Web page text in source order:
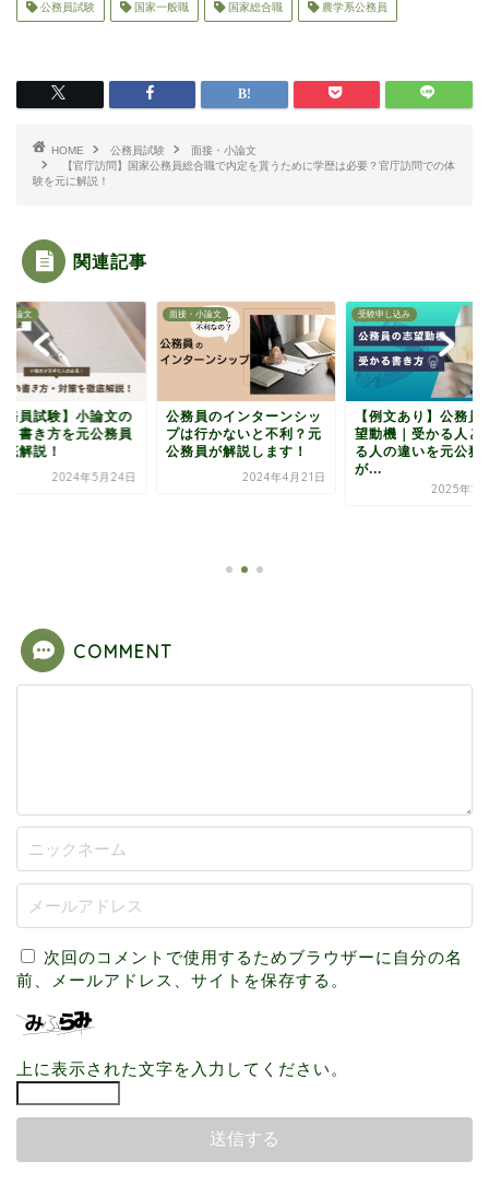
公務員試験 国家一般職 国家総合職 農学系公務員
HOME 公務員試験
面接・小論文
【官庁訪問】国家公務員総合職で内定を貰うために学歴は必要？官庁訪問での体
験を元に解説！
関連記事
小論文
務員試験】小論文の
・書き方を元公務員
底解説！
2024年5月24日
面接・小論文
公務員のインターンシッ
プは行かないと不利？元
公務員が解説します！
2024年4月21日
受験申し込み
【例文あり】公務員
望動機｜受かる人と
る人の違いを元公務
が...
2025年2
COMMENT
次回のコメントで使用するためブラウザーに自分の名
前、メールアドレス、サイトを保存する。
上に表示された文字を入力してください。